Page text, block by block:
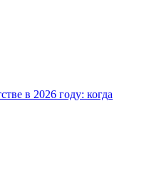
в 2026 году: когда